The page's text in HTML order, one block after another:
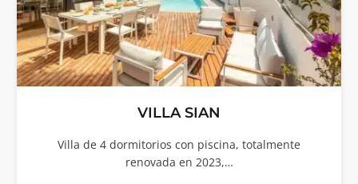
VILLA SIAN
Villa de 4 dormitorios con piscina, totalmente
renovada en 2023,…